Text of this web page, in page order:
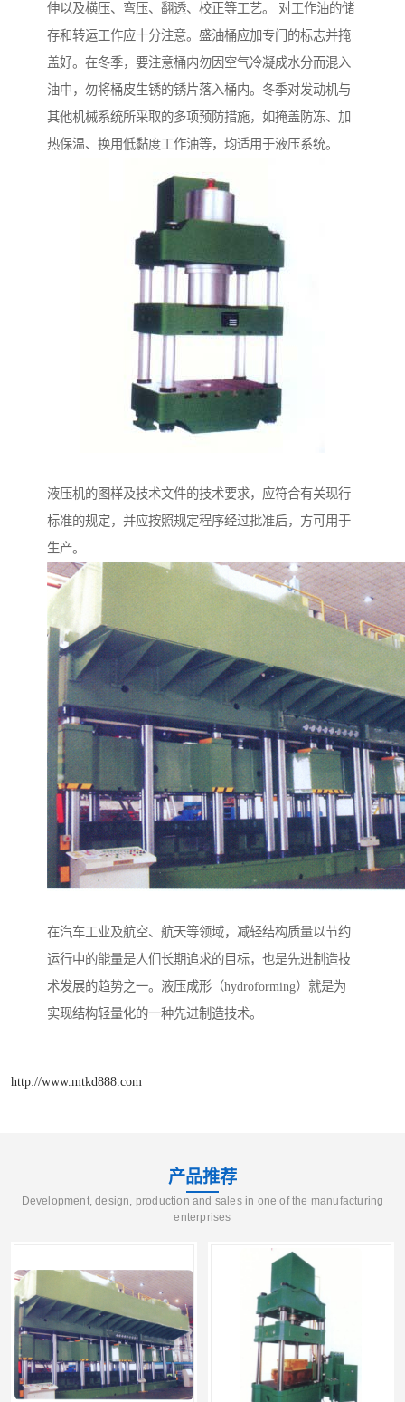
伸以及横压、弯压、翻透、校正等工艺。 对工作油的储
存和转运工作应十分注意。盛油桶应加专门的标志并掩
盖好。在冬季，要注意桶内勿因空气冷凝成水分而混入
油中，勿将桶皮生锈的锈片落入桶内。冬季对发动机与
其他机械系统所采取的多项预防措施，如掩盖防冻、加
热保温、换用低黏度工作油等，均适用于液压系统。
液压机的图样及技术文件的技术要求，应符合有关现行
标准的规定，并应按照规定程序经过批准后，方可用于
生产。
在汽车工业及航空、航天等领域，减轻结构质量以节约
运行中的能量是人们长期追求的目标，也是先进制造技
术发展的趋势之一。液压成形（hydroforming）就是为
实现结构轻量化的一种先进制造技术。
http://www.mtkd888.com
产品推荐
Development, design, production and sales in one of the manufacturing
enterprises